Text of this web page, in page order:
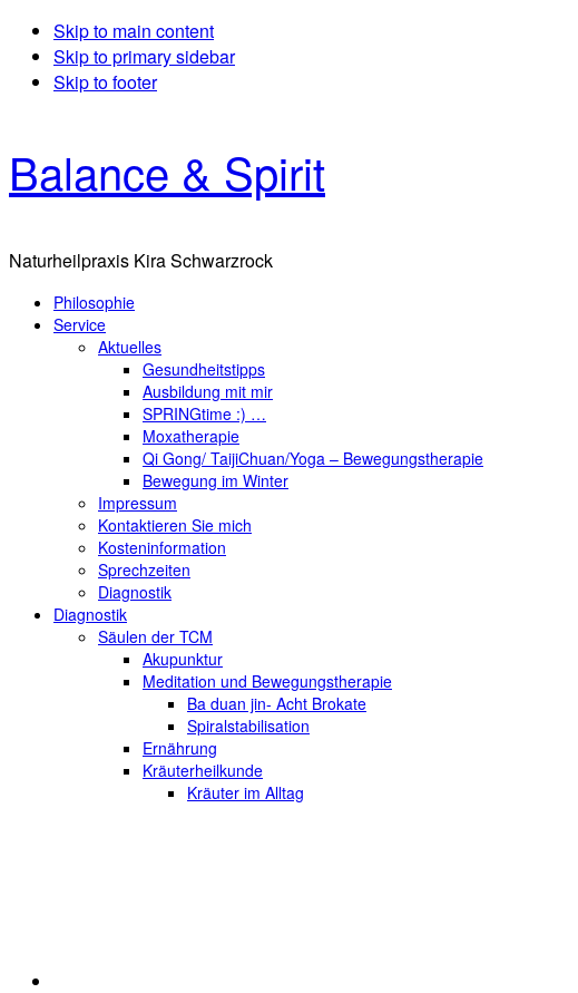
Skip to main content
Skip to primary sidebar
Skip to footer
Balance & Spirit
Naturheilpraxis Kira Schwarzrock
Philosophie
Service
Aktuelles
Gesundheitstipps
Ausbildung mit mir
SPRINGtime :) …
Moxatherapie
Qi Gong/ TaijiChuan/Yoga – Bewegungstherapie
Bewegung im Winter
Impressum
Kontaktieren Sie mich
Kosteninformation
Sprechzeiten
Diagnostik
Diagnostik
Säulen der TCM
Akupunktur
Meditation und Bewegungstherapie
Ba duan jin- Acht Brokate
Spiralstabilisation
Ernährung
Kräuterheilkunde
Kräuter im Alltag